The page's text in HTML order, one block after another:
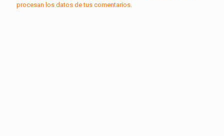
procesan los datos de tus comentarios.